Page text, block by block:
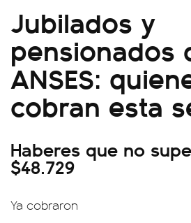
Jubilados y
pensionados
ANSES:
cobran esta
Haberes que no
$48.729
Ya cobraron